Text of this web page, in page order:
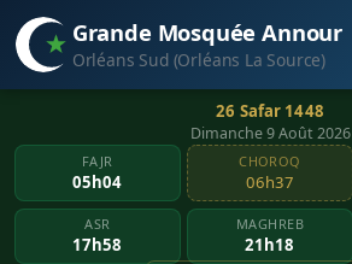
Grande Mosquée Annour
Orléans Sud (Orléans La Source)
26 Safar 1448
Dimanche 9 Août 2026
FAJR
05h04
CHOROQ
06h37
ASR
17h58
MAGHREB
21h18